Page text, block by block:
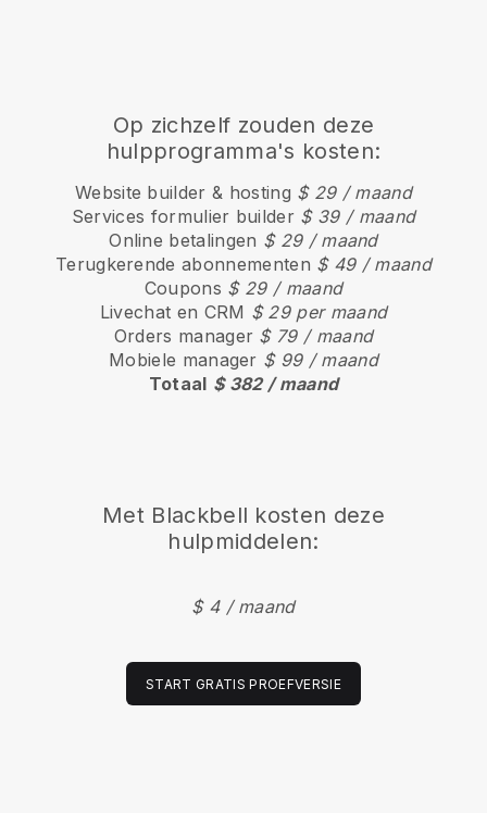
Op zichzelf zouden deze
hulpprogramma's kosten:
Website builder & hosting $ 29 / maand
Services formulier builder $ 39 / maand
Online betalingen $ 29 / maand
Terugkerende abonnementen $ 49 / maand
Coupons $ 29 / maand
Livechat en CRM $ 29 per maand
Orders manager $ 79 / maand
Mobiele manager $ 99 / maand
Totaal $ 382 / maand
Met Blackbell kosten deze
hulpmiddelen:
$ 4 / maand
START GRATIS PROEFVERSIE